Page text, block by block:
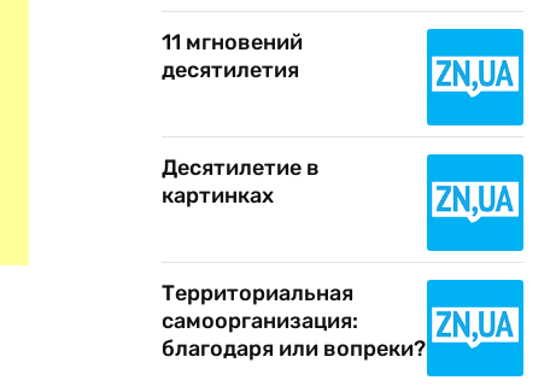
11 мгновений
десятилетия
Десятилетие в
картинках
Территориальная
самоорганизация:
благодаря или вопреки?